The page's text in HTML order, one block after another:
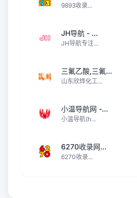
9893收录...
JH导航 - ...
JH导航专注...
三氟乙酸,三氟...
山东欣烨化工...
小温导航网 -...
小温导航(h...
6270收录网...
6270收录...